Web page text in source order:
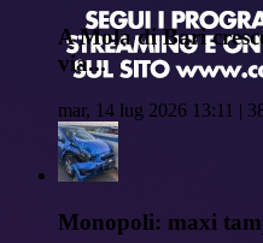
A Mola di Bari
via...
mar, 14 lug 2026 13:11 |
Monopoli: maxi